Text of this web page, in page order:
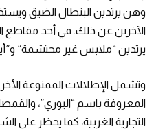
وهن يرتدين البنطال الضيق
الآخرين عن ذلك. في أحد مقاطع
يرتدين “ملابس غير محتشمة”
وتشمل الإطلالات الممنوعة
المعروفة باسم “البوري”،
التجارية الغربية، كما يحظر على